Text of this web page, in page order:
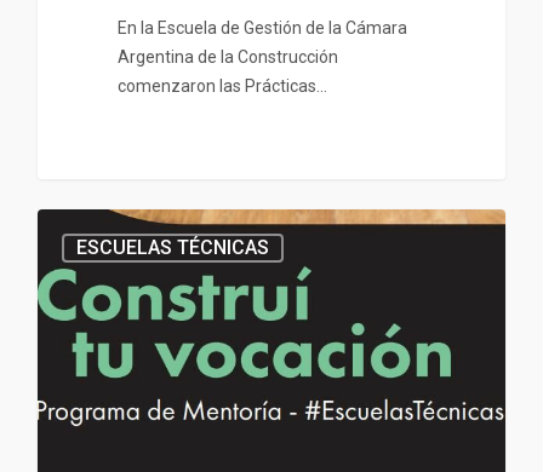
En la Escuela de Gestión de la Cámara
Argentina de la Construcción
comenzaron las Prácticas…
ESCUELAS TÉCNICAS